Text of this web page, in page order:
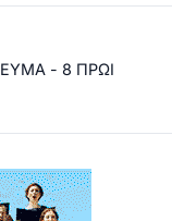
- 8 ΠΡΩΙ